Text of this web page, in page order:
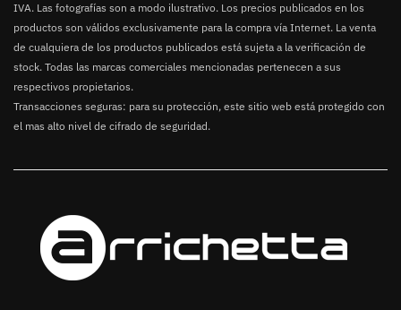
IVA. Las fotografías son a modo ilustrativo. Los precios publicados en los
productos son válidos exclusivamente para la compra vía Internet. La venta
de cualquiera de los productos publicados está sujeta a la verificación de
stock. Todas las marcas comerciales mencionadas pertenecen a sus
respectivos propietarios.
Transacciones seguras: para su protección, este sitio web está protegido con
el mas alto nivel de cifrado de seguridad.